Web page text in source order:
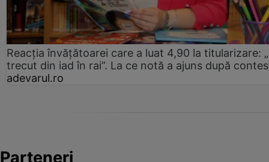
Reacția învățătoarei care a luat 4,90 la titularizare:
trecut din iad în rai”. La ce notă a ajuns după
adevarul.ro
Parteneri